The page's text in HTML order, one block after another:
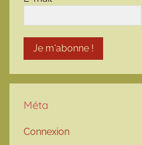
Méta
Connexion